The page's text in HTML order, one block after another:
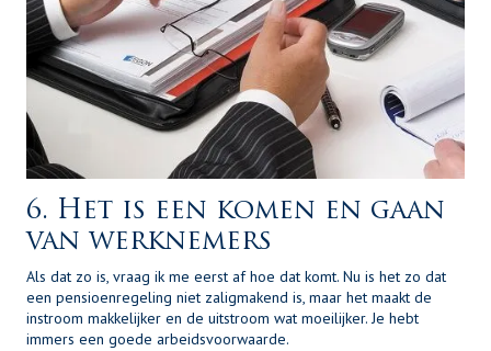
6. Het is een komen en gaan
van werknemers
Als dat zo is, vraag ik me eerst af hoe dat komt. Nu is het zo dat
een pensioenregeling niet zaligmakend is, maar het maakt de
instroom makkelijker en de uitstroom wat moeilijker. Je hebt
immers een goede arbeidsvoorwaarde.